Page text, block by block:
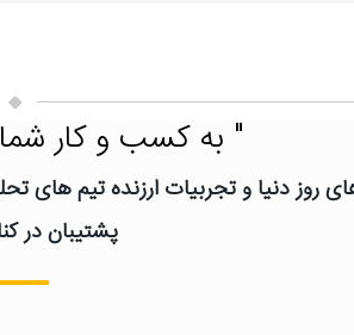
" به کسب و کار
روز دنیا و تجربیات ارزنده تیم های
پشتیبان در